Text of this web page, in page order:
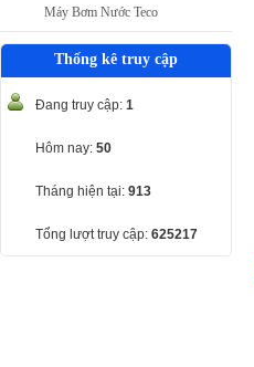
Máy Bơm Nước Teco
Thống kê truy cập
Đang truy cập: 1
Hôm nay: 50
Tháng hiện tại: 913
Tổng lượt truy cập: 625217